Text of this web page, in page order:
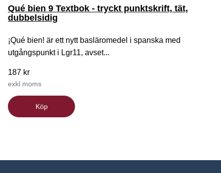
Qué bien 9 Textbok - tryckt punktskrift, tät,
dubbelsidig
¡Qué bien! är ett nytt basläromedel i spanska med
utgångspunkt i Lgr11, avset...
187 kr
exkl moms
Köp